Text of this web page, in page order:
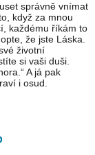
správně vnímat
když za mnou
každému říkám to
že jste Láska.
životní
si vaši duši.
A já pak
i osud.